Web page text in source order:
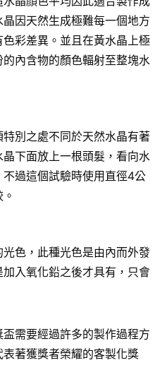
因天然生成極難每一個地方
彩差異。並且在黃水晶上極
內含物的顏色輻射至整塊水
別之處不同於天然水晶有著
下面放上一根頭髮，看向水
過這個試驗時使用直徑4公
色，此種光色是由內而外發
入氧化鉛之後才具有，只會
需要經過許多的製作過程方
著獲獎者榮耀的客製化獎